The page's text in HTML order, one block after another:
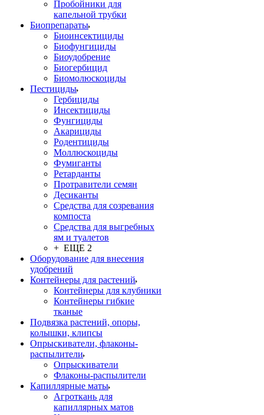
Пробойники для
капельной трубки
Биопрепараты
Биоинсектициды
Биофунгициды
Биоудобрение
Биогербицид
Биомолюскоциды
Пестициды
Гербициды
Инсектициды
Фунгициды
Акарициды
Родентициды
Моллюскоциды
Фумиганты
Ретарданты
Протравители семян
Десиканты
Средства для созревания
компоста
Средства для выгребных
ям и туалетов
+ ЕЩЕ 2
Оборудование для внесения
удобрений
Контейнеры для растений
Контейнеры для клубники
Контейнеры гибкие
тканые
Подвязка растений, опоры,
колышки, клипсы
Опрыскиватели, флаконы-
распылители
Опрыскиватели
Флаконы-распылители
Капиллярные маты
Агроткань для
капиллярных матов